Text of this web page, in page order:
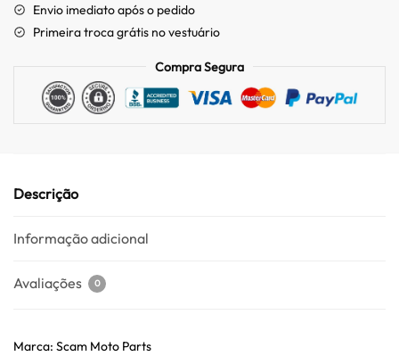
Envio imediato após o pedido
Primeira troca grátis no vestuário
Compra Segura
Descrição
Informação adicional
Avaliações 0
Marca: Scam Moto Parts